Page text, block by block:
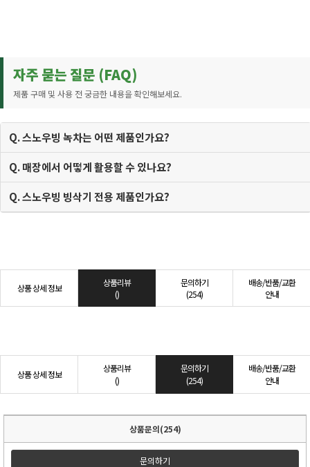
자주 묻는 질문 (FAQ)
제품 구매 및 사용 전 궁금한 내용을 확인해보세요.
Q. 스노우빙 녹차는 어떤 제품인가요?
Q. 매장에서 어떻게 활용할 수 있나요?
Q. 스노우빙 빙삭기 전용 제품인가요?
상품 상세 정보
상품리뷰
()
문의하기
(254)
배송/반품/교환
안내
상품 상세 정보
상품리뷰
()
문의하기
(254)
배송/반품/교환
안내
상품문의(254)
문의하기